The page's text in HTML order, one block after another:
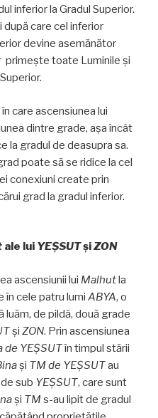
inferior la Gradul Superior.
care cel inferior
devine asemănător
primește toate Luminile şi
care ascensiunea lui
dintre grade, aşa încât
la gradul de deasupra sa.
poate să se ridice la cel
conexiuni create prin
grad la gradul inferior.
ale lui YEŞSUTșiZON
ascensiunii lui Malhutla
în cele patru lumi ABYA, o
luăm, de pildă, două grade
și ZON. Prin ascensiunea
de YEŞSUTîn timpul stării
și TM de YEŞSUTau
sub YEŞSUT, care sunt
și TM s-au lipit de gradul